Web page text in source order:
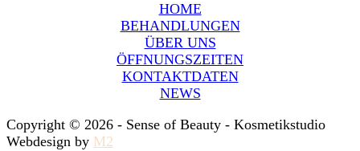
HOME
BEHANDLUNGEN
ÜBER UNS
ÖFFNUNGSZEITEN
KONTAKTDATEN
NEWS
Copyright © 2026 - Sense of Beauty - Kosmetikstudio
Webdesign by M2